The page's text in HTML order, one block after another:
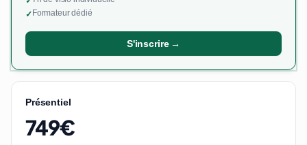
✓Formateur dédié
S'inscrire →
Présentiel
749€